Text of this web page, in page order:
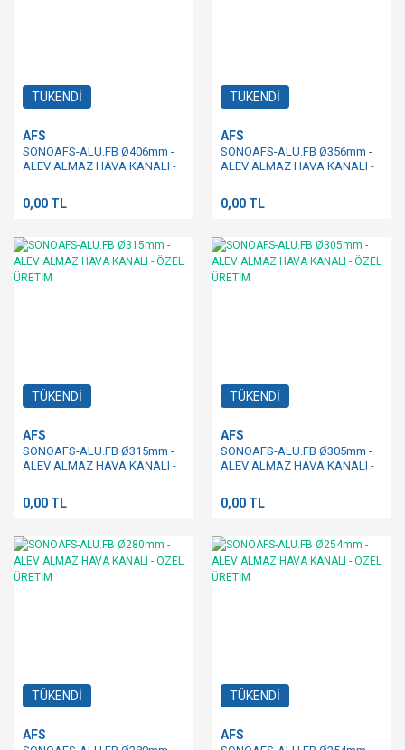
TÜKENDİ
AFS
SONOAFS-ALU.FB Ø406mm -
ALEV ALMAZ HAVA KANALI -
0,00 TL
TÜKENDİ
AFS
SONOAFS-ALU.FB Ø356mm -
ALEV ALMAZ HAVA KANALI -
0,00 TL
TÜKENDİ
AFS
SONOAFS-ALU.FB Ø315mm -
ALEV ALMAZ HAVA KANALI -
0,00 TL
TÜKENDİ
AFS
SONOAFS-ALU.FB Ø305mm -
ALEV ALMAZ HAVA KANALI -
0,00 TL
TÜKENDİ
AFS
TÜKENDİ
AFS